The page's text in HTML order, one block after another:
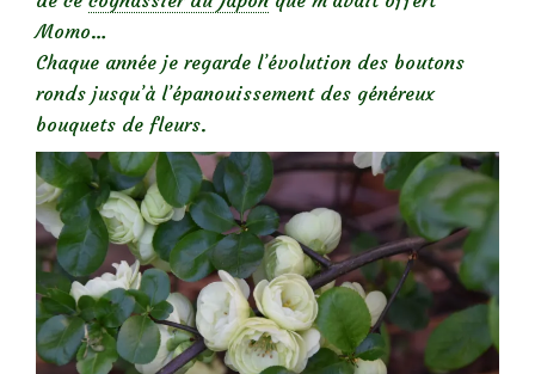
Momo…
Chaque année je regarde l’évolution des boutons
ronds jusqu’à l’épanouissement des généreux
bouquets de fleurs.